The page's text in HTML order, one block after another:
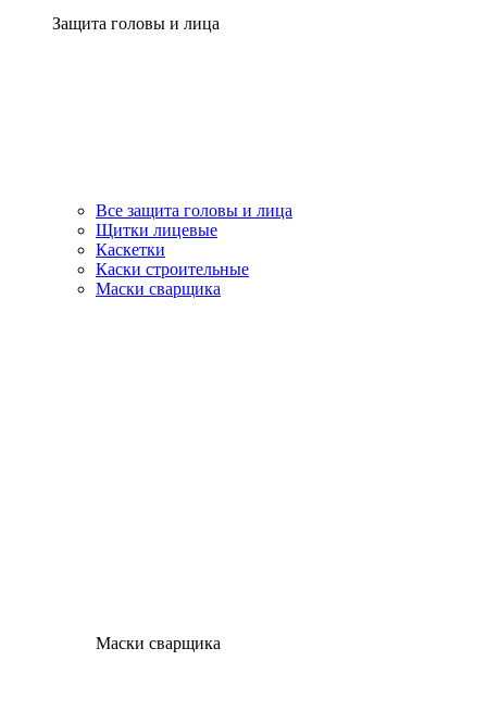
Защита головы и лица
Все защита головы и лица
Щитки лицевые
Каскетки
Каски строительные
Маски сварщика
Маски сварщика